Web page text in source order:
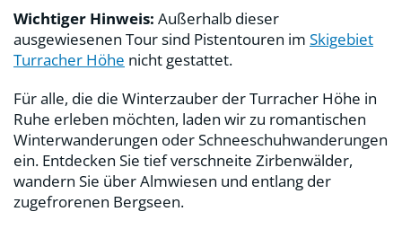
Wichtiger Hinweis: Außerhalb dieser
ausgewiesenen Tour sind Pistentouren im Skigebiet
Turracher Höhe nicht gestattet.
Für alle, die die Winterzauber der Turracher Höhe in
Ruhe erleben möchten, laden wir zu romantischen
Winterwanderungen oder Schneeschuhwanderungen
ein. Entdecken Sie tief verschneite Zirbenwälder,
wandern Sie über Almwiesen und entlang der
zugefrorenen Bergseen.